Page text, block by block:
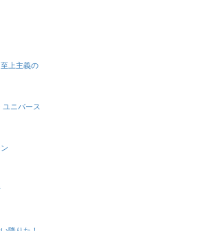
上主義の
ユニバース